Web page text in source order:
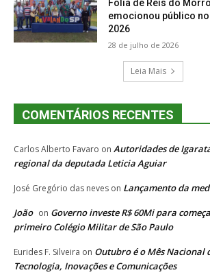
Folia de Reis do
emocionou público no
2026
28 de julho de 2026
Leia Mais
COMENTÁRIOS RECENTES
Carlos Alberto Favaro on Autoridades de
regional da deputada Leticia Aguiar
José Gregório das neves on Lançamento da
João on Governo investe R$ 60Mi para
primeiro Colégio Militar de São Paulo
Eurides F. Silveira on Outubro é o Mês Nacional
Tecnologia, Inovações e Comunicações